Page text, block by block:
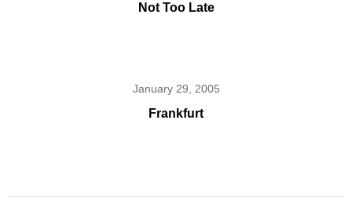
Not Too Late
January 29, 2005
Frankfurt